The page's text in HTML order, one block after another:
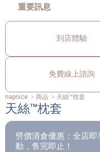
重要訊息
到店體驗
免費線上諮詢
napnice > 商品 > 天絲™枕套
天絲™枕套
劈價清倉優惠：全店
動，售完即止！